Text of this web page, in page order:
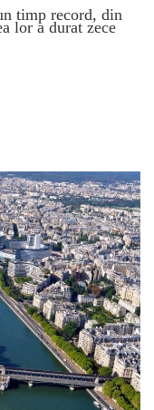
timp record, din
lor a durat zece